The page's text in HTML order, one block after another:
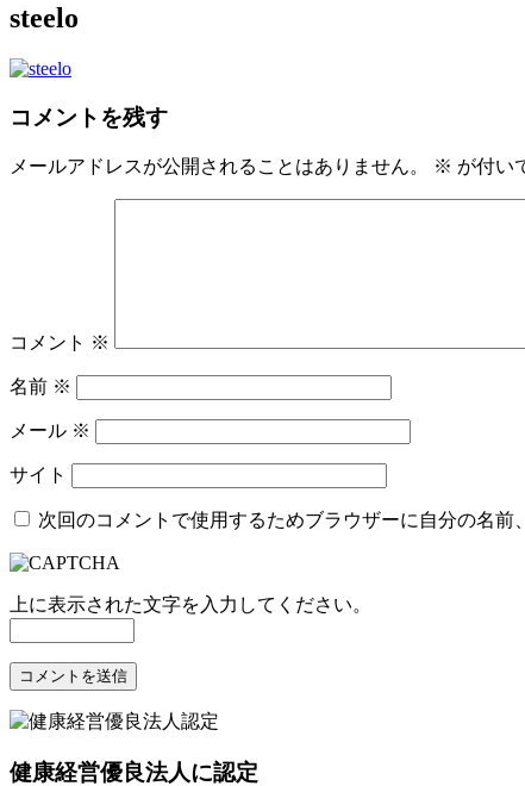
steelo
コメントを残す
メールアドレスが公開されることはありません。 ※ が付い
コメント ※
名前 ※
メール ※
サイト
次回のコメントで使用するためブラウザーに自分の名前
上に表示された文字を入力してください。
健康経営優良法人に認定